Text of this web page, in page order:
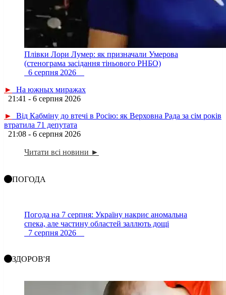
Плівки Лори Лумер: як призначали Умерова
(стенограма засідання тіньового РНБО)
6 серпня 2026
►
На южных миражах
21:41 - 6 серпня 2026
►
Від Кабміну до втечі в Росію: як Верховна Рада за сім років
втратила 71 депутата
21:08 - 6 серпня 2026
Читати всі новини ►
ПОГОДА
Погода на 7 серпня: Україну накриє аномальна
спека, але частину областей заллють дощі
7 серпня 2026
ЗДОРОВ'Я